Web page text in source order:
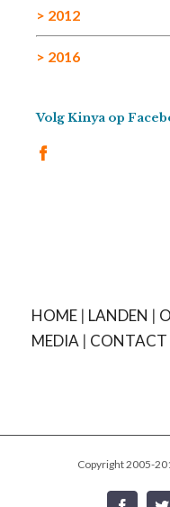
> 2012
> 2016
Volg Kinya op
HOME| LANDEN |
MEDIA | CONTACT
Copyright 2005-